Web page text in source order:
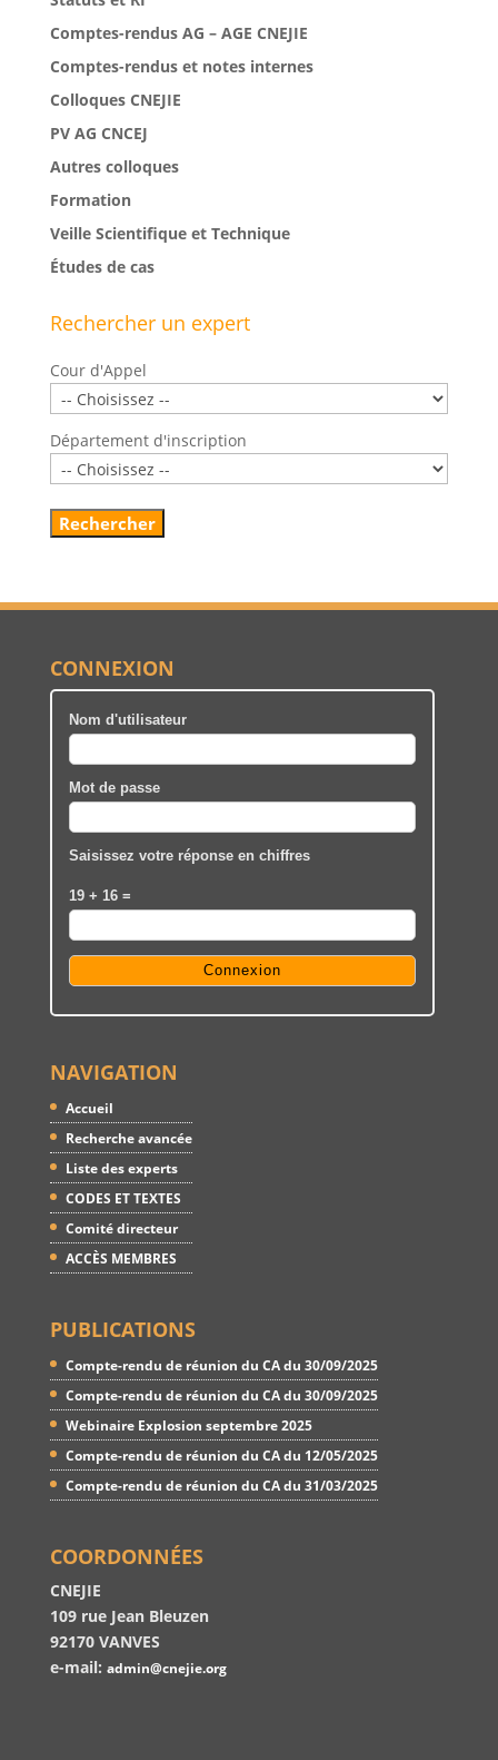
Comptes-rendus AG – AGE CNEJIE
Comptes-rendus et notes internes
Colloques CNEJIE
PV AG CNCEJ
Autres colloques
Formation
Veille Scientifique et Technique
Études de cas
Rechercher un expert
Cour d'Appel
Département d'inscription
CONNEXION
Nom d'utilisateur
Mot de passe
Saisissez votre réponse en chiffres
19 + 16 =
NAVIGATION
Accueil
Recherche avancée
Liste des experts
CODES ET TEXTES
Comité directeur
ACCÈS MEMBRES
PUBLICATIONS
Compte-rendu de réunion du CA du 30/09/2025
Compte-rendu de réunion du CA du 30/09/2025
Webinaire Explosion septembre 2025
Compte-rendu de réunion du CA du 12/05/2025
Compte-rendu de réunion du CA du 31/03/2025
COORDONNÉES
CNEJIE
109 rue Jean Bleuzen
92170 VANVES
e-mail: admin@cnejie.org